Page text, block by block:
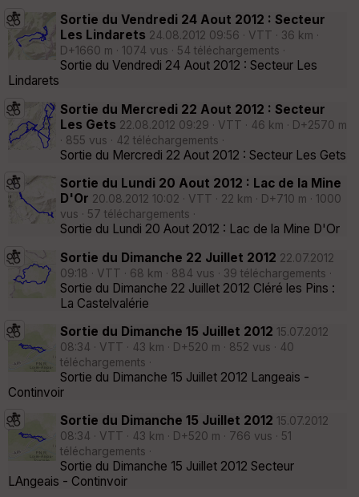
Sortie du Vendredi 24 Aout 2012 : Secteur
Les Lindarets 24.08.2012 09:56 · VTT · 36 km ·
D+1660 m · 1074 vus · 54 téléchargements ·
Sortie du Vendredi 24 Aout 2012 : Secteur Les
Lindarets
Sortie du Mercredi 22 Aout 2012 : Secteur
Les Gets 22.08.2012 09:29 · VTT · 46 km · D+2570 m
· 855 vus · 42 téléchargements ·
Sortie du Mercredi 22 Aout 2012 : Secteur Les Gets
Sortie du Lundi 20 Aout 2012 : Lac de la Mine
D'Or 20.08.2012 10:02 · VTT · 22 km · D+710 m · 1000
vus · 57 téléchargements ·
Sortie du Lundi 20 Aout 2012 : Lac de la Mine D'Or
Sortie du Dimanche 22 Juillet 2012 22.07.2012
09:18 · VTT · 68 km · 884 vus · 39 téléchargements ·
Sortie du Dimanche 22 Juillet 2012 Cléré les Pins :
La Castelvalérie
Sortie du Dimanche 15 Juillet 2012 15.07.2012
08:34 · VTT · 43 km · D+520 m · 852 vus · 40
téléchargements ·
Sortie du Dimanche 15 Juillet 2012 Langeais -
Continvoir
Sortie du Dimanche 15 Juillet 2012 15.07.2012
08:34 · VTT · 43 km · D+520 m · 766 vus · 51
téléchargements ·
Sortie du Dimanche 15 Juillet 2012 Secteur
LAngeais - Continvoir